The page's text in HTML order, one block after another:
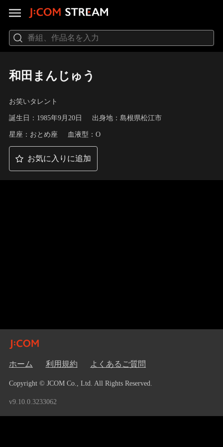
和田まんじゅう
お笑いタレント
誕生日：1985年9月20日 出身地：島根県松江市
星座：おとめ座 血液型：O
お気に入りに追加
ホーム 利用規約 よくあるご質問
Copyright © JCOM Co., Ltd. All Rights Reserved.
v9.10.0.3233062